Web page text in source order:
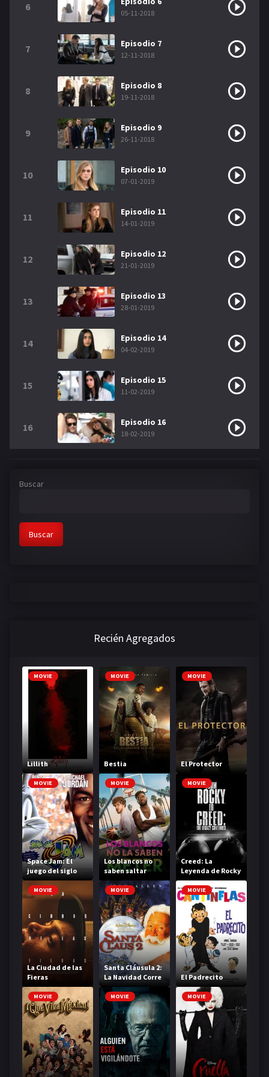
6
05-11-2018
7 Episodio 7
12-11-2018
8 Episodio 8
19-11-2018
9 Episodio 9
26-11-2018
10 Episodio 10
07-01-2019
11 Episodio 11
14-01-2019
12 Episodio 12
21-01-2019
13 Episodio 13
28-01-2019
14 Episodio 14
04-02-2019
15 Episodio 15
11-02-2019
16 Episodio 16
18-02-2019
Buscar
Buscar
Recién Agregados
MOVIE
Lillith
MOVIE
Bestia
MOVIE
El Protector
MOVIE
Space Jam: El
juego del siglo
MOVIE
Los blancos no
saben saltar
MOVIE
Creed: La
Leyenda de Rocky
MOVIE
La Ciudad de las
Fieras
MOVIE
Santa Cláusula 2:
La Navidad Corre
Peligro
MOVIE
El Padrecito
MOVIE MOVIE MOVIE